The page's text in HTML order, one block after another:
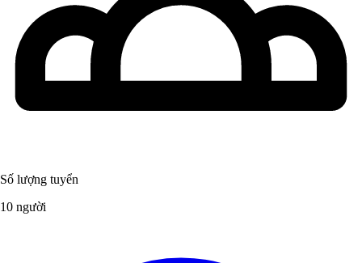
Số lượng tuyển
10 người